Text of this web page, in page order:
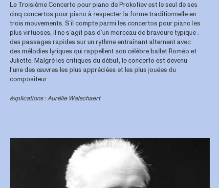
Le Troisième Concerto pour piano de Prokofiev est le seul de ses
cinq concertos pour piano à respecter la forme traditionnelle en
trois mouvements. S’il compte parmi les concertos pour piano les
plus virtuoses, il ne s’agit pas d’un morceau de bravoure typique :
des passages rapides sur un rythme entraînant alternent avec
des mélodies lyriques qui rappellent son célèbre ballet Roméo et
Juliette. Malgré les critiques du début, le concerto est devenu
l’une des œuvres les plus appréciées et les plus jouées du
compositeur.
éxplications : Aurélie Walschaert